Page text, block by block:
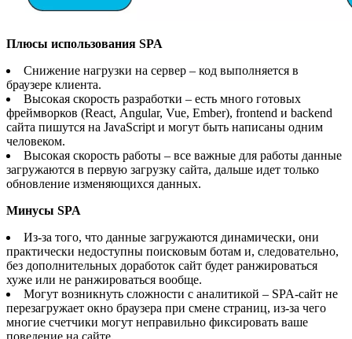
Плюсы использования SPA
Снижение нагрузки на сервер – код выполняется в
браузере клиента.
Высокая скорость разработки – есть много готовых
фреймворков (React, Angular, Vue, Ember), frontend и backend
сайта пишутся на JavaScript и могут быть написаны одним
человеком.
Высокая скорость работы – все важные для работы данные
загружаются в первую загрузку сайта, дальше идет только
обновление изменяющихся данных.
Минусы SPA
Из-за того, что данные загружаются динамически, они
практически недоступны поисковым ботам и, следовательно,
без дополнительных доработок сайт будет ранжироваться
хуже или не ранжироваться вообще.
Могут возникнуть сложности с аналитикой – SPA-сайт не
перезагружает окно браузера при смене страниц, из-за чего
многие счетчики могут неправильно фиксировать ваше
поведение на сайте.